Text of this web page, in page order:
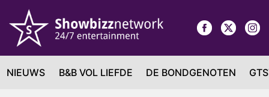
NIEUWS B&B VOL LIEFDE DE BONDGENOTEN